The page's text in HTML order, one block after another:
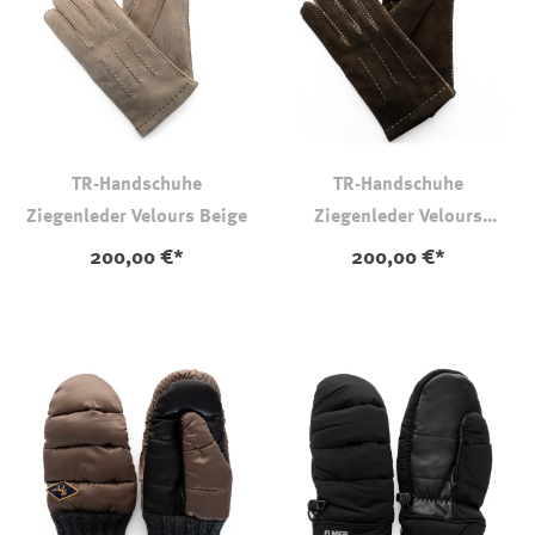
TR-Handschuhe
Ziegenleder Velours Beige
200,00 €*
TR-Handschuhe
Ziegenleder Velours
200,00 €*